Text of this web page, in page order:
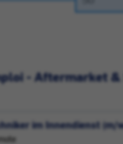
- Aftermarket
im Innendienst